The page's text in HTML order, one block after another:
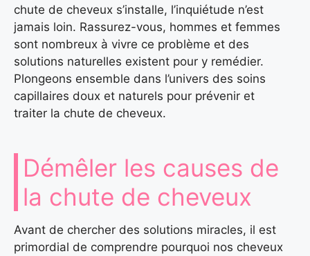
chute de cheveux s’installe, l’inquiétude n’est
jamais loin. Rassurez-vous, hommes et femmes
sont nombreux à vivre ce problème et des
solutions naturelles existent pour y remédier.
Plongeons ensemble dans l’univers des soins
capillaires doux et naturels pour prévenir et
traiter la chute de cheveux.
Démêler les causes de
la chute de cheveux
Avant de chercher des solutions miracles, il est
primordial de comprendre pourquoi nos cheveux